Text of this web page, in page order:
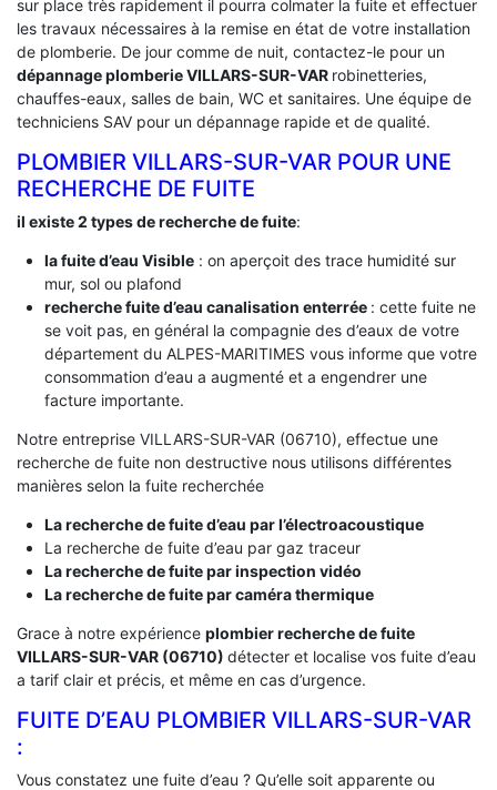
sur place très rapidement il pourra colmater la fuite et effectuer
les travaux nécessaires à la remise en état de votre installation
de plomberie. De jour comme de nuit, contactez-le pour un
dépannage plomberie VILLARS-SUR-VAR robinetteries,
chauffes-eaux, salles de bain, WC et sanitaires. Une équipe de
techniciens SAV pour un dépannage rapide et de qualité.
PLOMBIER VILLARS-SUR-VAR POUR UNE
RECHERCHE DE FUITE
il existe 2 types de recherche de fuite:
la fuite d’eau Visible: on aperçoit des trace humidité sur
mur, sol ou plafond
recherche fuite d’eau canalisation enterrée : cette fuite ne
se voit pas, en général la compagnie des d’eaux de votre
département du ALPES-MARITIMES vous informe que votre
consommation d’eau a augmenté et a engendrer une
facture importante.
Notre entreprise VILLARS-SUR-VAR (06710), effectue une
recherche de fuite non destructive nous utilisons différentes
manières selon la fuite recherchée
La recherche de fuite d’eau par l’électroacoustique
La recherche de fuite d’eau par gaz traceur
La recherche de fuite par inspection vidéo
La recherche de fuite par caméra thermique
Grace à notre expérience plombier recherche de fuite
VILLARS-SUR-VAR (06710) détecter et localise vos fuite d’eau
a tarif clair et précis, et même en cas d’urgence.
FUITE D’EAU PLOMBIER VILLARS-SUR-VAR
:
Vous constatez une fuite d’eau ? Qu’elle soit apparente ou